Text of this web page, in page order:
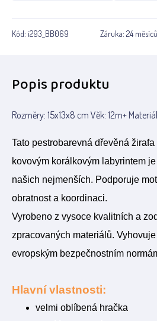
Kód: i293_BB069 Záruka: 24 měsíců
Popis produktu
Rozměry: 15x13x8 cm Věk: 12m+
Tato pestrobarevná dřevěná
kovovým korálkovým labyrintem
našich nejmenších. Podporuje
obratnost a koordinaci.
Vyrobeno z vysoce kvalitních a
zpracovaných materiálů.
evropským bezpečnostním
Hlavní vlastnosti:
velmi oblíbená hračka